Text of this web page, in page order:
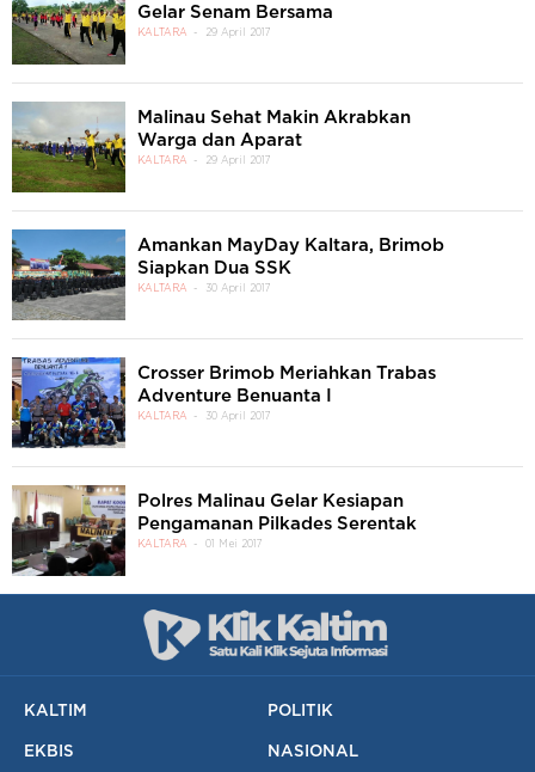
Gelar Senam Bersama
KALTARA 29 April 2017
Malinau Sehat Makin Akrabkan
Warga dan Aparat
KALTARA 29 April 2017
Amankan MayDay Kaltara, Brimob
Siapkan Dua SSK
KALTARA 30 April 2017
Crosser Brimob Meriahkan Trabas
Adventure Benuanta I
KALTARA 30 April 2017
Polres Malinau Gelar Kesiapan
Pengamanan Pilkades Serentak
KALTARA 01 Mei 2017
KALTIM POLITIK
EKBIS NASIONAL